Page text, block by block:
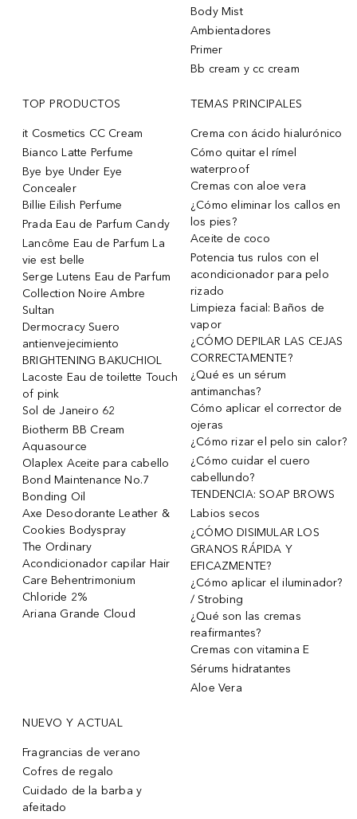
Body Mist
Ambientadores
Primer
Bb cream y cc cream
TOP PRODUCTOS
it Cosmetics CC Cream
Bianco Latte Perfume
Bye bye Under Eye
Concealer
Billie Eilish Perfume
Prada Eau de Parfum Candy
Lancôme Eau de Parfum La
vie est belle
Serge Lutens Eau de Parfum
Collection Noire Ambre
Sultan
Dermocracy Suero
antienvejecimiento
BRIGHTENING BAKUCHIOL
Lacoste Eau de toilette Touch
of pink
Sol de Janeiro 62
Biotherm BB Cream
Aquasource
Olaplex Aceite para cabello
Bond Maintenance No.7
Bonding Oil
Axe Desodorante Leather &
Cookies Bodyspray
The Ordinary
Acondicionador capilar Hair
Care Behentrimonium
Chloride 2%
Ariana Grande Cloud
TEMAS PRINCIPALES
Crema con ácido hialurónico
Cómo quitar el rímel
waterproof
Cremas con aloe vera
¿Cómo eliminar los callos en
los pies?
Aceite de coco
Potencia tus rulos con el
acondicionador para pelo
rizado
Limpieza facial: Baños de
vapor
¿CÓMO DEPILAR LAS CEJAS
CORRECTAMENTE?
¿Qué es un sérum
antimanchas?
Cómo aplicar el corrector de
ojeras
¿Cómo rizar el pelo sin calor?
¿Cómo cuidar el cuero
cabellundo?
TENDENCIA: SOAP BROWS
Labios secos
¿CÓMO DISIMULAR LOS
GRANOS RÁPIDA Y
EFICAZMENTE?
¿Cómo aplicar el iluminador?
/ Strobing
¿Qué son las cremas
reafirmantes?
Cremas con vitamina E
Sérums hidratantes
Aloe Vera
NUEVO Y ACTUAL
Fragrancias de verano
Cofres de regalo
Cuidado de la barba y
afeitado